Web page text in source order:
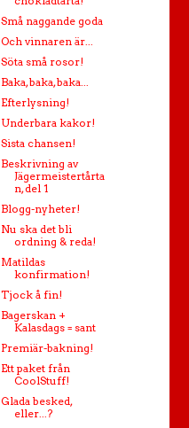
Små naggande goda
Och vinnaren är...
Söta små rosor!
Baka, baka, baka...
Efterlysning!
Underbara kakor!
Sista chansen!
Beskrivning av
Jägermeistertårta
n, del 1
Blogg-nyheter!
Nu ska det bli
ordning & reda!
Matildas
konfirmation!
Tjock å fin!
Bagerskan +
Kalasdags = sant
Premiär-bakning!
Ett paket från
CoolStuff!
Glada besked,
eller...?